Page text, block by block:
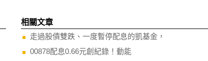
相關文章
走過股債雙跌、一度暫停配息的凱基金，
00878配息0.66元創紀錄！動能